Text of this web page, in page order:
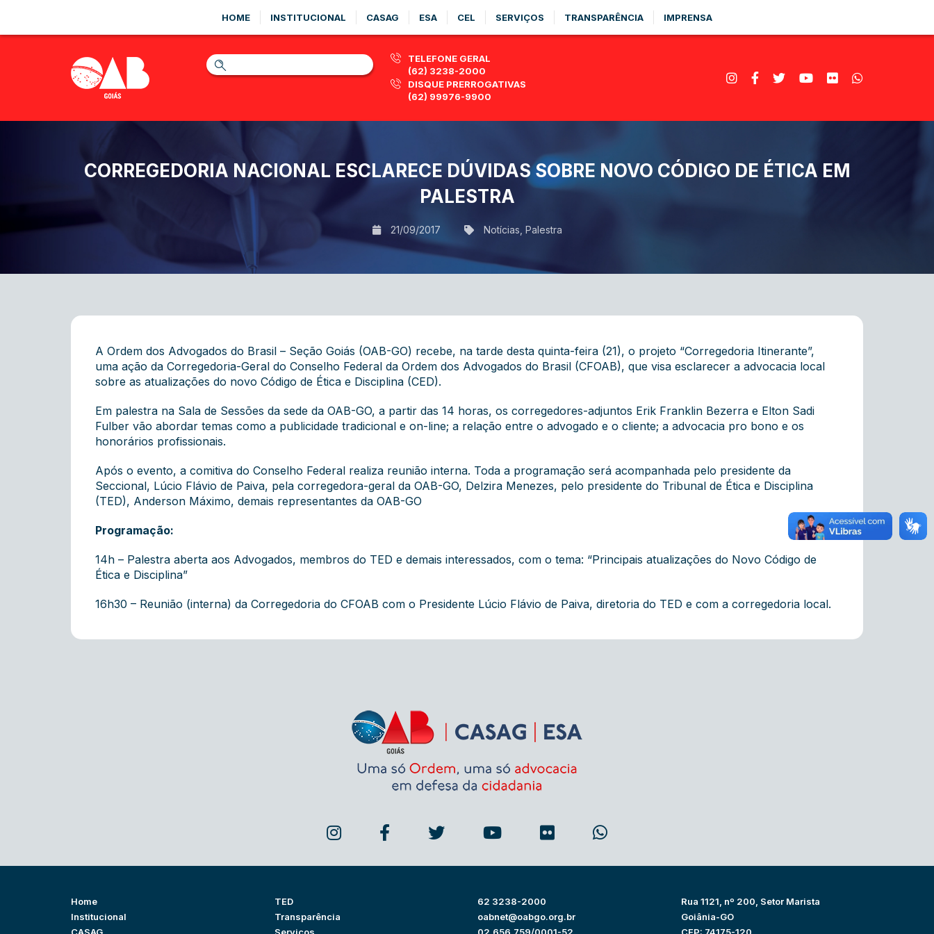
HOME INSTITUCIONAL CASAG ESA CEL SERVIÇOS TRANSPARÊNCIA IMPRENSA
TELEFONE GERAL
(62) 3238-2000
DISQUE PRERROGATIVAS
(62) 99976-9900
CORREGEDORIA NACIONAL ESCLARECE DÚVIDAS SOBRE NOVO CÓDIGO DE ÉTICA EM
PALESTRA
21/09/2017 Notícias Palestra
A Ordem dos Advogados do Brasil – Seção Goiás (OAB-GO) recebe, na tarde desta quinta-feira (21), o projeto “Corregedoria Itinerante”,
uma ação da Corregedoria-Geral do Conselho Federal da Ordem dos Advogados do Brasil (CFOAB), que visa esclarecer a advocacia local
sobre as atualizações do novo Código de Ética e Disciplina (CED).
Em palestra na Sala de Sessões da sede da OAB-GO, a partir das 14 horas, os corregedores-adjuntos Erik Franklin Bezerra e Elton Sadi
Fulber vão abordar temas como a publicidade tradicional e on-line; a relação entre o advogado e o cliente; a advocacia pro bono e os
honorários profissionais.
Após o evento, a comitiva do Conselho Federal realiza reunião interna. Toda a programação será acompanhada pelo presidente da
Seccional, Lúcio Flávio de Paiva, pela corregedora-geral da OAB-GO, Delzira Menezes, pelo presidente do Tribunal de Ética e Disciplina
(TED), Anderson Máximo, demais representantes da OAB-GO
Programação:
14h – Palestra aberta aos Advogados, membros do TED e demais interessados, com o tema: “Principais atualizações do Novo Código de
Ética e Disciplina”
16h30 – Reunião (interna) da Corregedoria do CFOAB com o Presidente Lúcio Flávio de Paiva, diretoria do TED e com a corregedoria local.
Home
Institucional
TED
Transparência
62 3238-2000
oabnet@oabgo.org.br
Rua 1121, nº 200, Setor Marista
Goiânia-GO